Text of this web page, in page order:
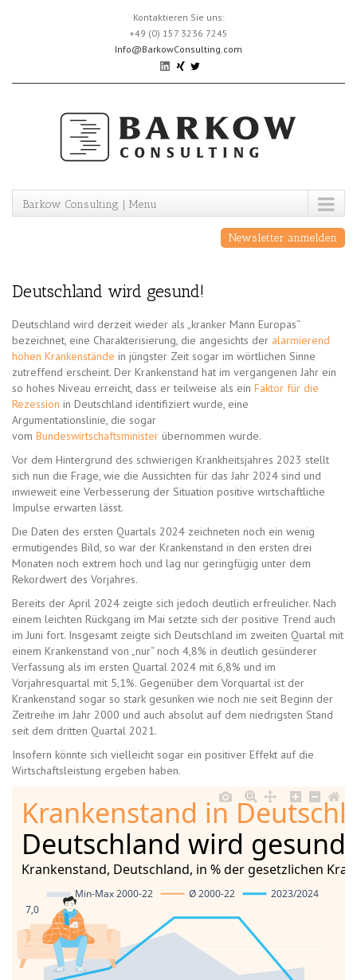
Kontaktieren Sie uns:
+49 (0) 157 3236 7245
Info@BarkowConsulting.com
Barkow Consulting | Menu
Newsletter anmelden
Deutschland wird gesund!
Deutschland wird derzeit wieder als „kranker Mann Europas“
bezeichnet, eine Charakterisierung, die angesichts der alarmierend
hohen Krankenstände in jüngster Zeit sogar im wörtlichen Sinne
zutreffend erscheint. Der Krankenstand hat im vergangenen Jahr ein
so hohes Niveau erreicht, dass er teilweise als ein Faktor für die
Rezession in Deutschland identifiziert wurde, eine
Argumentationslinie, die sogar
vom Bundeswirtschaftsminister übernommen wurde.
Vor dem Hintergrund des schwierigen Krankheitsjahres 2023 stellt
sich nun die Frage, wie die Aussichten für das Jahr 2024 sind und
inwieweit eine Verbesserung der Situation positive wirtschaftliche
Impulse erwarten lässt.
Die Daten des ersten Quartals 2024 zeichneten noch ein wenig
ermutigendes Bild, so war der Krankenstand in den ersten drei
Monaten noch extrem hoch und lag nur geringfügig unter dem
Rekordwert des Vorjahres.
Bereits der April 2024 zeigte sich jedoch deutlich erfreulicher. Nach
einem leichten Rückgang im Mai setzte sich der positive Trend auch
im Juni fort. Insgesamt zeigte sich Deutschland im zweiten Quartal mit
einem Krankenstand von „nur“ noch 4,8% in deutlich gesünderer
Verfassung als im ersten Quartal 2024 mit 6,8% und im
Vorjahresquartal mit 5,1%. Gegenüber dem Vorquartal ist der
Krankenstand sogar so stark gesunken wie noch nie seit Beginn der
Zeitreihe im Jahr 2000 und auch absolut auf dem niedrigsten Stand
seit dem dritten Quartal 2021.
Insofern könnte sich vielleicht sogar ein positiver Effekt auf die
Wirtschaftsleistung ergeben haben.
7,0
Min-Max 2000-22 Ø 2000-22 2023/2024
Krankenstand in
Deutschland wird gesund!
Krankenstand, Deutschland, in % der gesetzlichen